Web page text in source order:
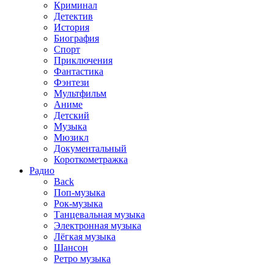
Криминал
Детектив
История
Биография
Спорт
Приключения
Фантастика
Фэнтези
Мультфильм
Аниме
Детский
Музыка
Мюзикл
Документальный
Короткометражка
Радио
Back
Поп-музыка
Рок-музыка
Танцевальная музыка
Электронная музыка
Лёгкая музыка
Шансон
Ретро музыка